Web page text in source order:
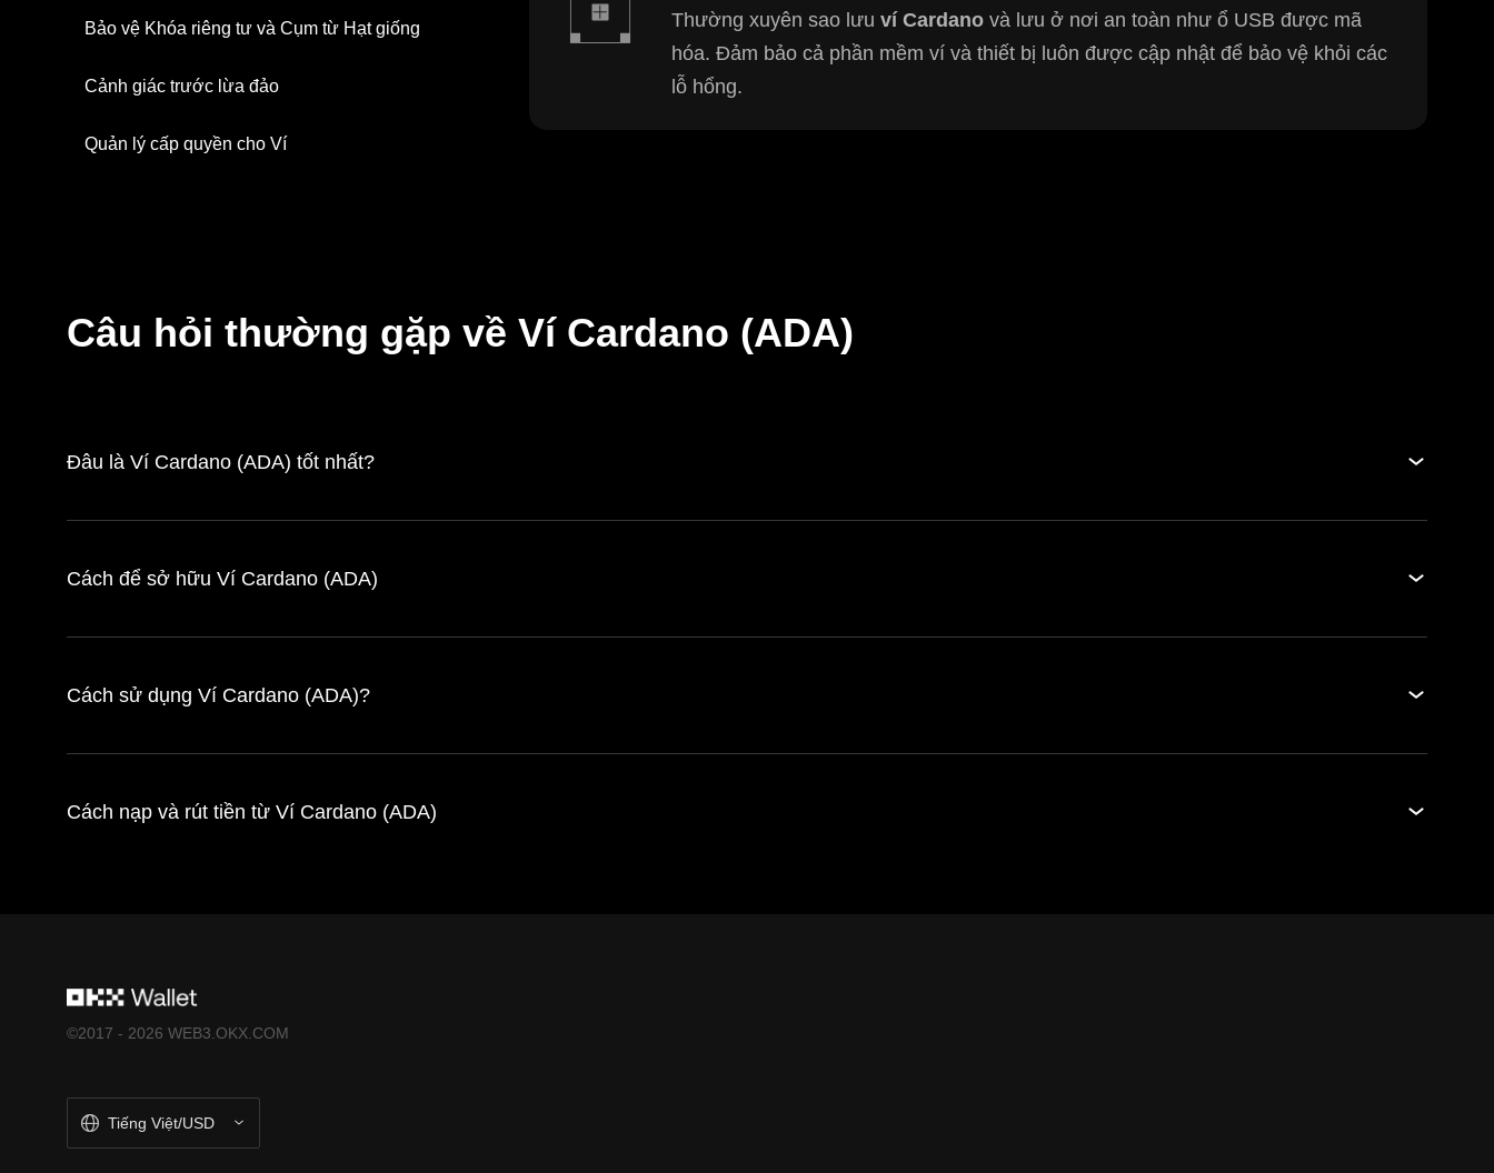
Bảo vệ Khóa riêng tư và Cụm từ Hạt giống
Cảnh giác trước lừa đảo
Quản lý cấp quyền cho Ví
Thường xuyên sao lưu ví Cardano và lưu ở nơi an toàn như ổ USB được mã
hóa. Đảm bảo cả phần mềm ví và thiết bị luôn được cập nhật để bảo vệ khỏi các
lỗ hổng.
Câu hỏi thường gặp về Ví Cardano (ADA)
Đâu là Ví Cardano (ADA) tốt nhất?
Cách để sở hữu Ví Cardano (ADA)
Cách sử dụng Ví Cardano (ADA)?
Cách nạp và rút tiền từ Ví Cardano (ADA)
©2017 - 2026 WEB3.OKX.COM
Tiếng Việt/USD